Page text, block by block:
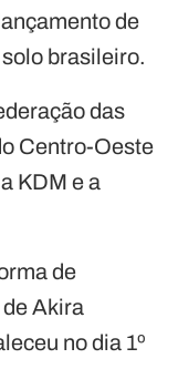
de
solo brasileiro.
das
Centro-Oeste
KDM e a
de
Akira
no dia 1º